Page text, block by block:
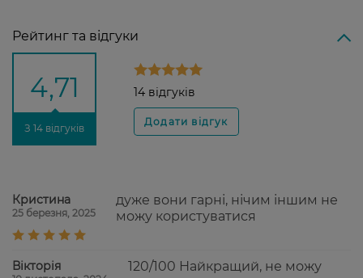
Рейтинг та відгуки
4,71
З 14 відгуків
14 відгуків
Кристина
25 березня, 2025
дуже вони гарні, нічим іншим не
можу користуватися
Вікторія
120/100 Найкращий, не можу